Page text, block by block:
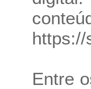
https://
Entre